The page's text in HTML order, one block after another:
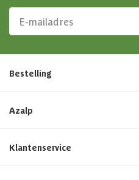
Bestelling
Azalp
Klantenservice